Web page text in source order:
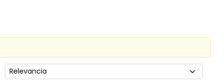
Ordenar por: